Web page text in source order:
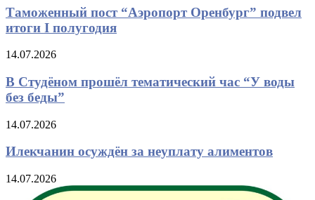
Таможенный пост “Аэропорт Оренбург” подвел
итоги I полугодия
14.07.2026
В Студёном прошёл тематический час “У воды
без беды”
14.07.2026
Илекчанин осуждён за неуплату алиментов
14.07.2026